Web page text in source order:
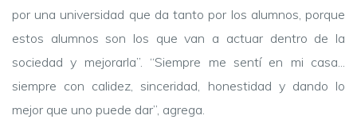
por una universidad que da tanto por los alumnos, porque
estos alumnos son los que van a actuar dentro de la
sociedad y mejorarla”. “Siempre me sentí en mi casa...
siempre con calidez, sinceridad, honestidad y dando lo
mejor que uno puede dar”, agrega.